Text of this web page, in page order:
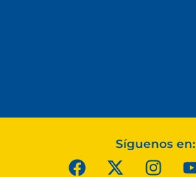
Síguenos en: